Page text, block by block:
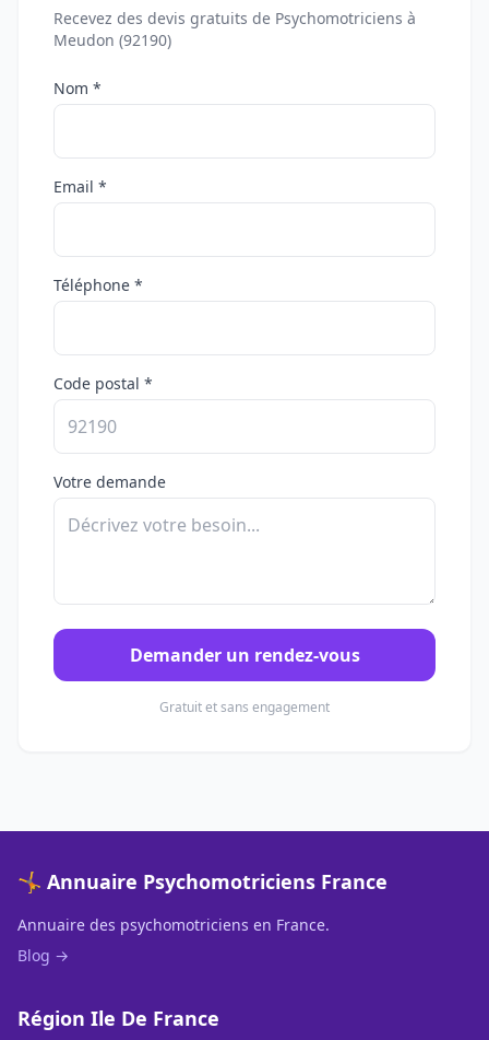
Recevez des devis gratuits de Psychomotriciens à
Meudon (92190)
Nom *
Email *
Téléphone *
Code postal *
Votre demande
Demander un rendez-vous
Gratuit et sans engagement
🤸 Annuaire Psychomotriciens France
Annuaire des psychomotriciens en France.
Blog →
Région Ile De France